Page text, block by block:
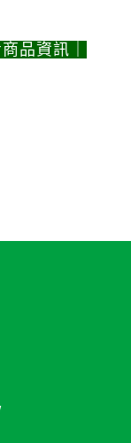
品資訊｜